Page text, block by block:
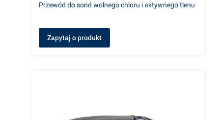
Przewód do sond wolnego chloru i aktywnego tlenu
Zapytaj o produkt